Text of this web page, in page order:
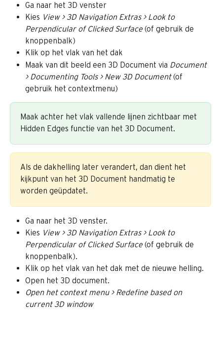
Ga naar het 3D venster
Kies View > 3D Navigation Extras > Look to
Perpendicular of Clicked Surface (of gebruik de
knoppenbalk)
Klik op het vlak van het dak
Maak van dit beeld een 3D Document via Document
> Documenting Tools > New 3D Document (of
gebruik het contextmenu)
Maak achter het vlak vallende lijnen zichtbaar met
Hidden Edges functie van het 3D Document.
Als de dakhelling later verandert, dan dient het
kijkpunt van het 3D Document handmatig te
worden geüpdatet.
Ga naar het 3D venster.
Kies View > 3D Navigation Extras > Look to
Perpendicular of Clicked Surface (of gebruik de
knoppenbalk).
Klik op het vlak van het dak met de nieuwe helling.
Open het 3D document.
Open het context menu > Redefine based on
current 3D window